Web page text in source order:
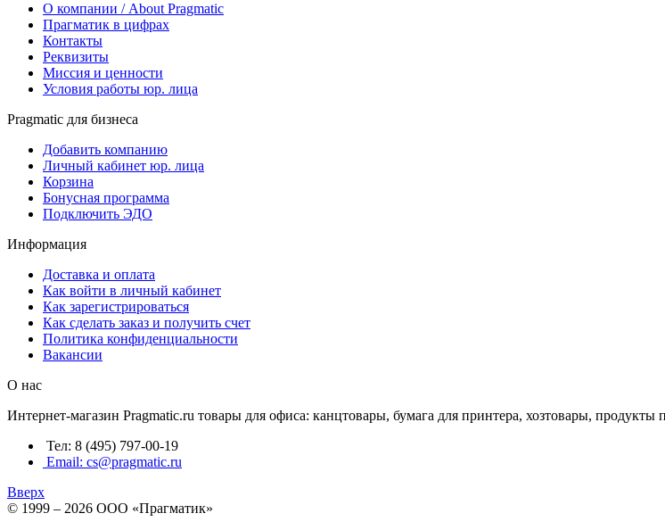
О компании / About Pragmatic
Прагматик в цифрах
Контакты
Реквизиты
Миссия и ценности
Условия работы юр. лица
Pragmatic для бизнеса
Добавить компанию
Личный кабинет юр. лица
Корзина
Бонусная программа
Подключить ЭДО
Информация
Доставка и оплата
Как войти в личный кабинет
Как зарегистрироваться
Как сделать заказ и получить счет
Политика конфиденциальности
Вакансии
О нас
Интернет-магазин Pragmatic.ru товары для офиса: канцтовары, бумага для принтера, хозтовары,
Тел: 8 (495) 797-00-19
Email: cs@pragmatic.ru
Вверх
© 1999 – 2026 ООО «Прагматик»